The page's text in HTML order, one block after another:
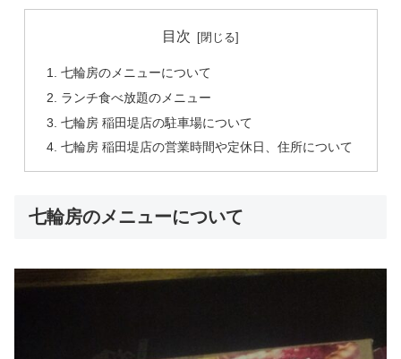
目次
七輪房のメニューについて
ランチ食べ放題のメニュー
七輪房 稲田堤店の駐車場について
七輪房 稲田堤店の営業時間や定休日、住所について
七輪房のメニューについて